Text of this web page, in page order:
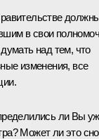
в свои
над тем, что
изменения, все
ли Вы
Может ли это